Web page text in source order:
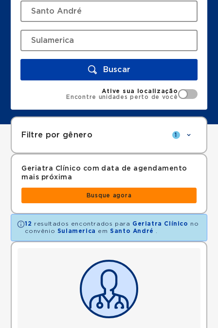
Buscar
Ative sua localização
Encontre unidades perto de você
Filtre por gênero 1
Geriatra Clínico com data de agendamento
mais próxima
Busque agora
12 resultados encontrados para Geriatra Clínico no
convênio Sulamerica em Santo André